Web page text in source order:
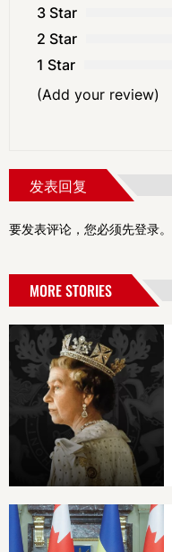
3 Star
2 Star
1 Star
(Add your review)
发表回复
要发表评论，您必须先登录。
MORE STORIES